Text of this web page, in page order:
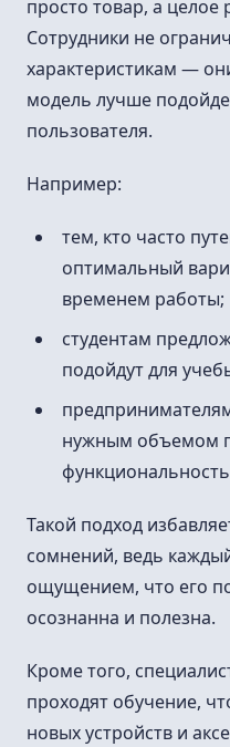
просто товар, а
Сотрудники не
характеристикам —
модель лучше
пользователя.
Например:
тем, кто часто
оптимальный
временем работы;
студентам
подойдут для
нужным объемом
Такой подход
сомнений, ведь
ощущением, что его
осознанна и полезна.
Кроме того,
проходят обучение,
новых устройств и